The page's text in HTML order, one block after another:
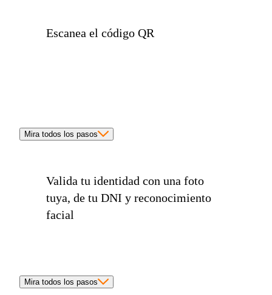
Escanea el código QR
Mira todos los pasos
Valida tu identidad con una foto
tuya, de tu DNI y reconocimiento
facial
Mira todos los pasos